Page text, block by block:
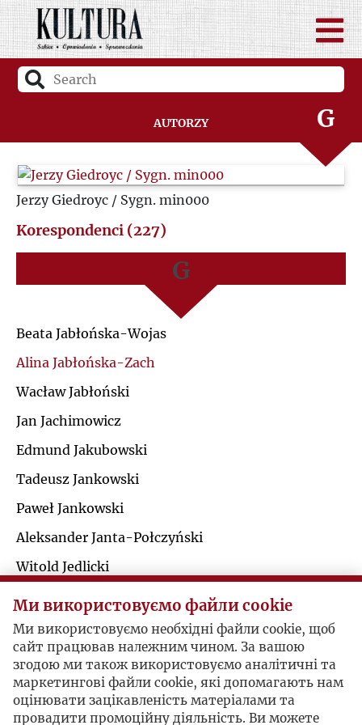
Autorzy
D
F
G
H
J
R
S
Jerzy Giedroyc / Sygn. min000
Korespondenci (227)
A
B
C
D
G
H
Ł
M
N
O
P
Beata Jabłońska-Wojas
Alina Jabłońska-Zach
Wacław Jabłoński
Jan Jachimowicz
Edmund Jakubowski
Tadeusz Jankowski
Paweł Jankowski
Aleksander Janta-Połczyński
Witold Jedlicki
Konstanty Aleksander Jeleński
Witold Jeszke
Zbigniew Jordan
Jerzy Giedroyc / Alina Jabłońska-Zach
Ми використовуємо файли cookie
Ми використовуємо необхідні файли cookie, щоб
сайт працював належним чином. За вашою
згодою ми також використовуємо аналітичні та
маркетингові файли cookie, які допомагають нам
оцінювати зацікавленість матеріалами та
провадити промоційну діяльність. Ви можете